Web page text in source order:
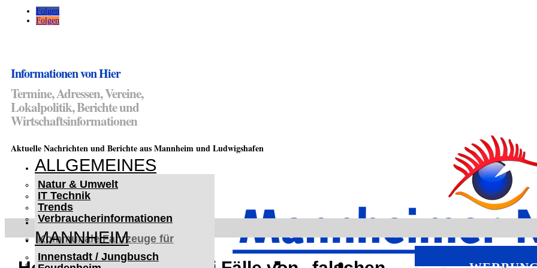
Folgen
Folgen
Informationen von Hier
Termine, Adressen, Vereine,
Lokalpolitik, Berichte und
Wirtschaftsinformationen
Aktuelle Nachrichten und Berichte aus Mannheim und Ludwigshafen
ALLGEMEINES
Natur & Umwelt
IT Technik
Trends
Verbraucherinformationen
MANNHEIM
Innenstadt / Jungbusch
< UKRAINE >
Kommunale Fahrzeuge für
Czernowitz
Nutzfahrzeuge für Czernowitz